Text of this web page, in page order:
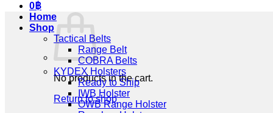
0฿
No products in the cart.
Return to shop
Home
Shop
Tactical Belts
Range Belt
COBRA Belts
KYDEX Holsters
Ready to Ship
IWB Holster
OWB Range Holster